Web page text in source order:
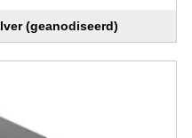
(geanodiseerd)